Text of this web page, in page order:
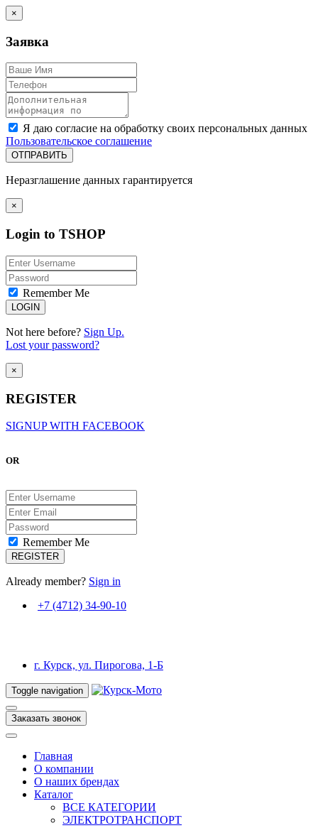
×
Заявка
Я даю согласие на обработку своих персональных данных
Пользовательское соглашение
ОТПРАВИТЬ
Неразглашение данных гарантируется
×
Login to TSHOP
Remember Me
Not here before? Sign Up.
Lost your password?
×
REGISTER
SIGNUP WITH FACEBOOK
OR
Remember Me
Already member? Sign in
+7 (4712) 34-90-10
г. Курск, ул. Пирогова, 1-Б
Toggle navigation
Заказать звонок
Главная
О компании
О наших брендах
Каталог
ВСЕ КАТЕГОРИИ
ЭЛЕКТРОТРАНСПОРТ